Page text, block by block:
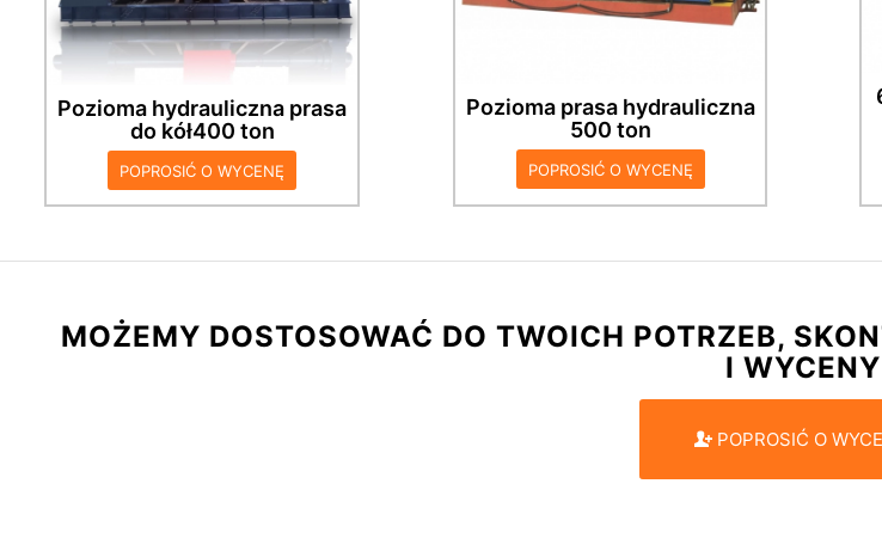
Konstrukcja może mieć trzy lub
cztery kolumny.
Pozioma hydrauliczna prasa
do kół400 ton
POPROSIĆ O WYCENĘ
bezprzewodowy pilot, łatwy w
Pozioma prasa hydrauliczna
500 ton
POPROSIĆ O WYCENĘ
MOŻEMY DOSTOSOWAĆ DO TWOICH POTRZEB,
I WYCENY
POPROSIĆ O